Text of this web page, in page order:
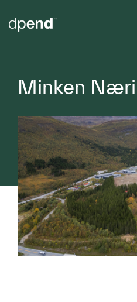
Minken